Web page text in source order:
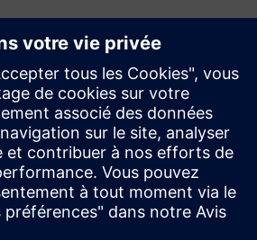
engineers with
skills for a
of the Basque Country
Simcenter 3D Solutions, Simcenter